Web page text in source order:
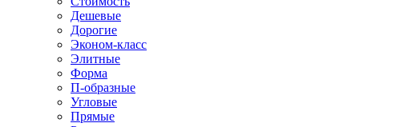
Дешевые
Дорогие
Эконом-класс
Элитные
Форма
П-образные
Угловые
Прямые